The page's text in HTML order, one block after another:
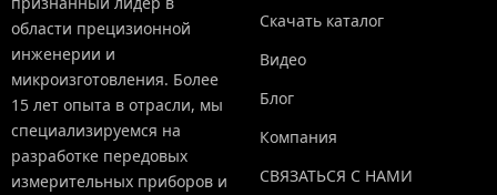
области прецизионной
инженерии и
микроизготовления. Более
15 лет опыта в отрасли, мы
специализируемся на
разработке передовых
измерительных приборов и
Скачать каталог
Видео
Блог
Компания
СВЯЗАТЬСЯ С НАМИ